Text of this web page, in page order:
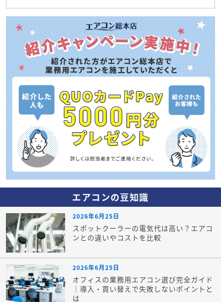
エアコンの豆知識
2026年6月25日
スポットクーラーの電気代は高い？エアコ
ンとの違いやコストを比較
2026年6月25日
オフィスの業務用エアコン選び完全ガイド
｜導入・買い替えで失敗しないポイントと
は